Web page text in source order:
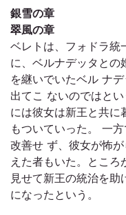
銀雪の章
翠風の章
ベレトは、フォドラ統
に、ベルナデッタとの
を継いでいたベル ナ
出てこ ないのではと
には彼女は新王と共に
もついていった。 一
改善せ ず、彼女が怖
えた者もいた。とこ
見せて新王の統治を
になったという。